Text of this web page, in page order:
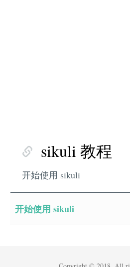
sikuli 教程
开始使用 sikuli
开始使用 sikuli